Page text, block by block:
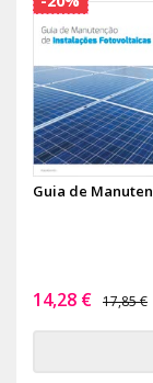
Guia de
14,28 € 17,85 €